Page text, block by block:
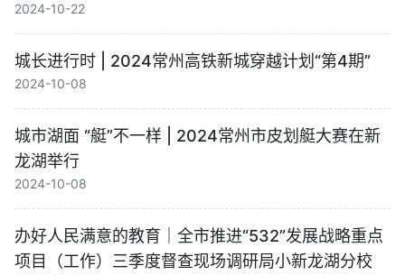
2024-10-22
城长进行时 | 2024常州高铁新城穿越计划“第4期”
2024-10-08
城市湖面 “艇”不一样 | 2024常州市皮划艇大赛在新
龙湖举行
2024-10-08
办好人民满意的教育｜全市推进“532”发展战略重点
项目（工作）三季度督查现场调研局小新龙湖分校